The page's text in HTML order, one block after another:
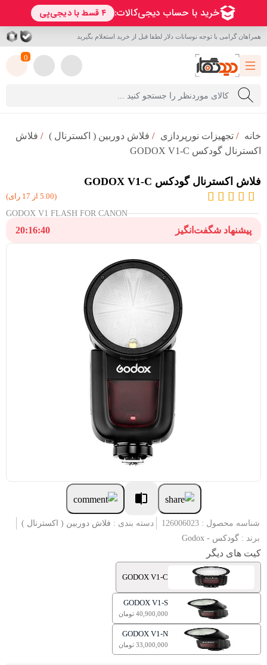
همراهان گرامی با توجه نوسانات دلار لطفا قبل از خرید استعلام بگیرید
0
خانه / تجهیزات نورپردازی / فلاش دوربین ( اکسترنال ) / فلاش
اکسترنال گودکس GODOX V1-C
فلاش اکسترنال گودکس GODOX V1-C
(5.00 از 17 رای)
GODOX V1 FLASH FOR CANON
20:16:38 پیشنهاد شگفت‌انگیز
شناسه محصول : 126006023 دسته بندی : فلاش دوربین ( اکسترنال )
برند : گودکس - Godox
کیت های دیگر
GODOX V1-C
GODOX V1-S
40,900,000 تومان
GODOX V1-N
33,000,000 تومان